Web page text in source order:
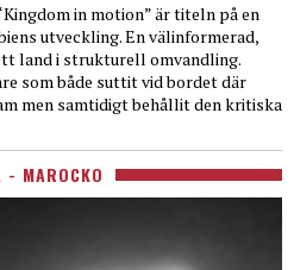
in motion” är titeln på en
utveckling. En välinformerad,
land i strukturell omvandling.
som både suttit vid bordet där
men samtidigt behållit den kritiska
- MAROCKO